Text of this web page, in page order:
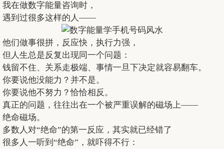
我在做数字能量咨询时，
遇到过很多这样的人——
他们做事很拼，反应快，执行力强，
但人生总是反复出现同一个问题：
钱留不住、关系走极端、事情一旦下决定就容易翻车。
你要说他没能力？并不是。
你要说他不努力？恰恰相反。
真正的问题，往往出在一个被严重误解的磁场上——
绝命磁场。
多数人对“绝命”的第一反应，其实就已经错了
很多人一听到“绝命”，就吓得不行：